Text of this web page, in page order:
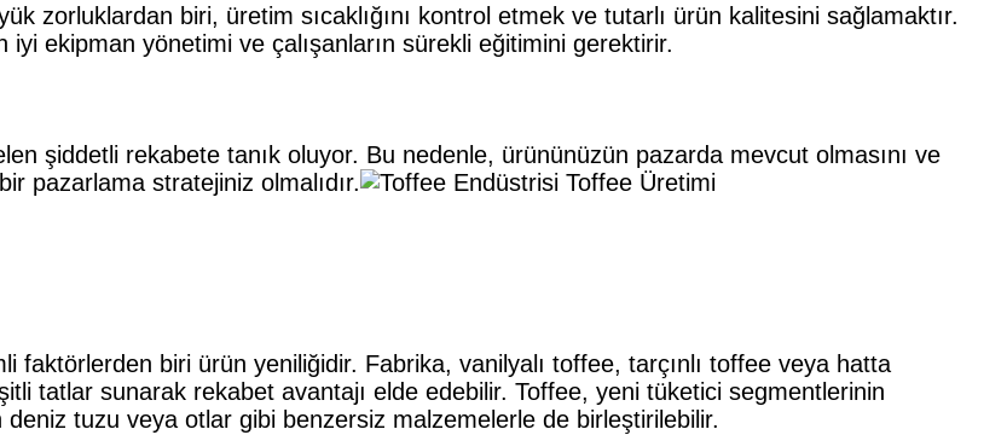
zorluklardan biri, üretim sıcaklığını kontrol etmek ve tutarlı ürün kalitesini sağlamaktır.
ekipman yönetimi ve çalışanların sürekli eğitimini gerektirir.
şiddetli rekabete tanık oluyor. Bu nedenle, ürününüzün pazarda mevcut olmasını ve
pazarlama stratejiniz olmalıdır.
faktörlerden biri ürün yeniliğidir. Fabrika, vanilyalı toffee, tarçınlı toffee veya hatta
tatlar sunarak rekabet avantajı elde edebilir. Toffee, yeni tüketici segmentlerinin
tuzu veya otlar gibi benzersiz malzemelerle de birleştirilebilir.